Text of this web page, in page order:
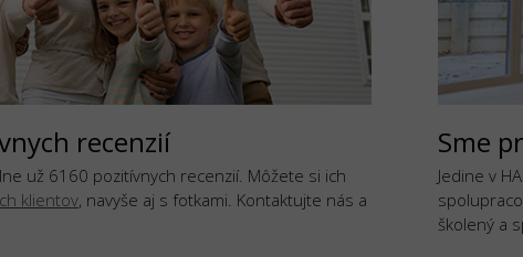
recenzií
už 6160 pozitívnych recenzií. Môžete si ich
klientov, navyše aj s fotkami. Kontaktujte nás a
Sme
Jedine v
školený a